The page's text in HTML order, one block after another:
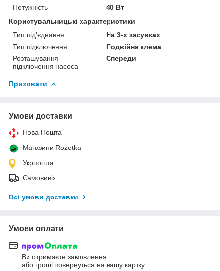
Потужність
40 Вт
Користувальницькі характеристики
Тип під'єднання
На 3-х засувках
Тип підключення
Подвійна клема
Розташування
підключення насоса
Спереди
Приховати
Умови доставки
Нова Пошта
Магазини Rozetka
Укрпошта
Самовивіз
Всі умови доставки
Умови оплати
Ви отримаєте замовлення
або гроші повернуться на вашу картку